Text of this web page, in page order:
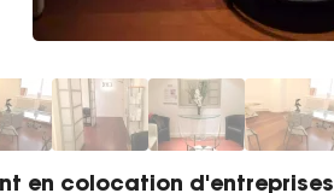
en colocation d'entreprises